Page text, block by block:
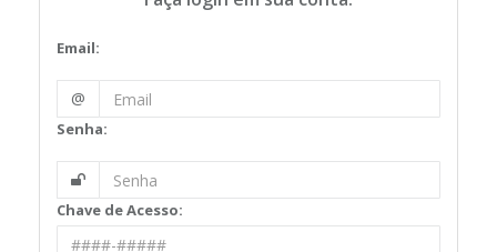
Email:
@
Senha:
Chave de Acesso: